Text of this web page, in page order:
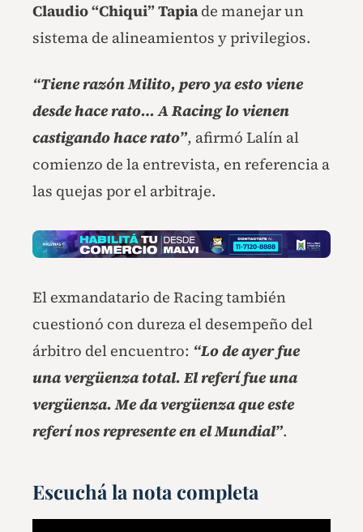
Claudio “Chiqui” Tapiade manejar un
sistema de alineamientos y privilegios.
“Tiene razón Milito, pero ya esto viene
desde hace rato… A Racing lo vienen
castigando hace rato”, afirmó Lalín al
comienzo de la entrevista, en referencia a
las quejas por el arbitraje.
El exmandatario de Racing también
cuestionó con dureza el desempeño del
árbitro del encuentro: “Lo de ayer fue
una vergüenza total. El referí fue una
vergüenza. Me da vergüenza que este
referí nos represente en el Mundial”.
Escuchá la nota completa